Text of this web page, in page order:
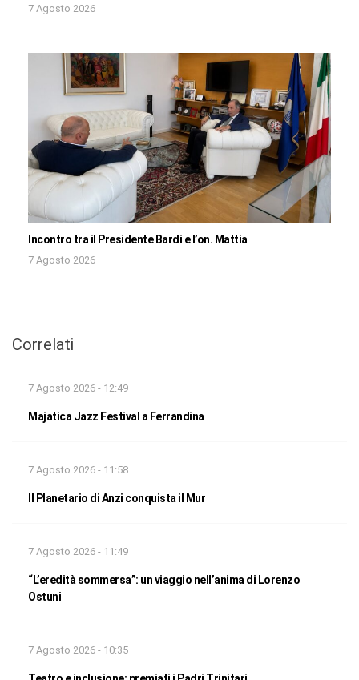
7 Agosto 2026
Incontro tra il Presidente Bardi e l’on. Mattia
7 Agosto 2026
Correlati
7 Agosto 2026 - 12:49
Majatica Jazz Festival a Ferrandina
7 Agosto 2026 - 11:58
Il Planetario di Anzi conquista il Mur
7 Agosto 2026 - 11:49
“L’eredità sommersa”: un viaggio nell’anima di Lorenzo
Ostuni
7 Agosto 2026 - 10:35